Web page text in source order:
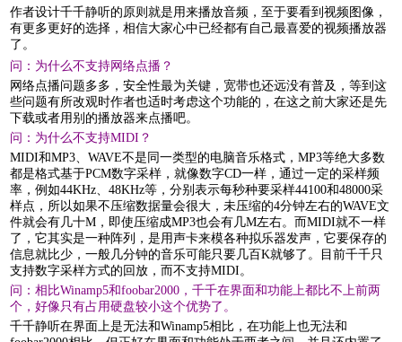
作者设计千千静听的原则就是用来播放音频，至于要看到视频图像，
有更多更好的选择，相信大家心中已经都有自己最喜爱的视频播放器
了。
问：为什么不支持网络点播？
网络点播问题多多，安全性最为关键，宽带也还远没有普及，等到这
些问题有所改观时作者也适时考虑这个功能的，在这之前大家还是先
下载或者用别的播放器来点播吧。
问：为什么不支持MIDI？
MIDI和MP3、WAVE不是同一类型的电脑音乐格式，MP3等绝大多数
都是格式基于PCM数字采样，就像数字CD一样，通过一定的采样频
率，例如44KHz、48KHz等，分别表示每秒种要采样44100和48000采
样点，所以如果不压缩数据量会很大，未压缩的4分钟左右的WAVE文
件就会有几十M，即使压缩成MP3也会有几M左右。而MIDI就不一样
了，它其实是一种阵列，是用声卡来模各种拟乐器发声，它要保存的
信息就比少，一般几分钟的音乐可能只要几百K就够了。目前千千只
支持数字采样方式的回放，而不支持MIDI。
问：相比Winamp5和foobar2000，千千在界面和功能上都比不上前两
个，好像只有占用硬盘较小这个优势了。
千千静听在界面上是无法和Winamp5相比，在功能上也无法和